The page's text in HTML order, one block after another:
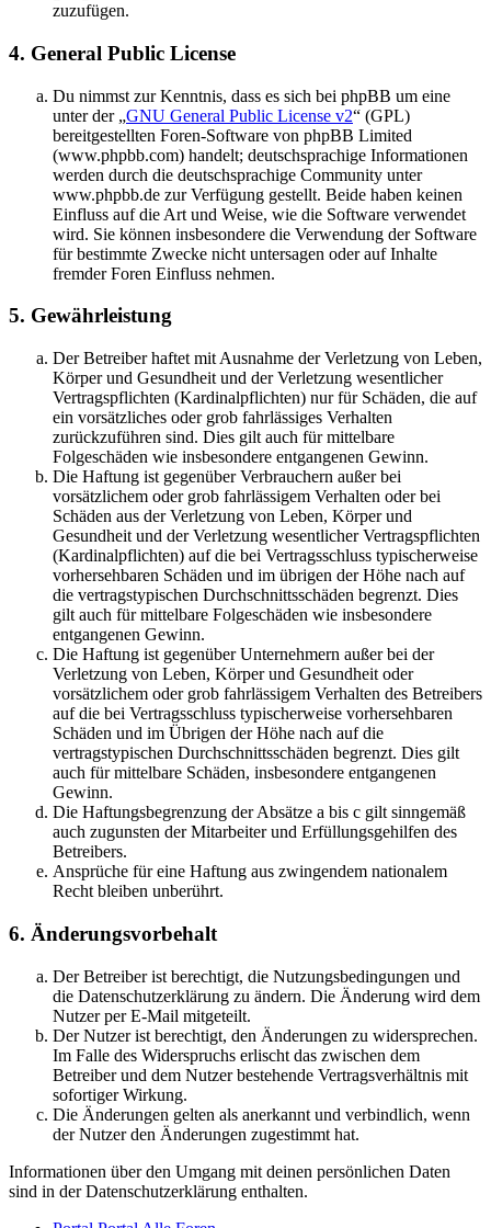
zuzufügen.
4. General Public License
Du nimmst zur Kenntnis, dass es sich bei phpBB um eine
unter der „GNU General Public License v2“ (GPL)
bereitgestellten Foren-Software von phpBB Limited
(www.phpbb.com) handelt; deutschsprachige Informationen
werden durch die deutschsprachige Community unter
www.phpbb.de zur Verfügung gestellt. Beide haben keinen
Einfluss auf die Art und Weise, wie die Software verwendet
wird. Sie können insbesondere die Verwendung der Software
für bestimmte Zwecke nicht untersagen oder auf Inhalte
fremder Foren Einfluss nehmen.
5. Gewährleistung
Der Betreiber haftet mit Ausnahme der Verletzung von Leben,
Körper und Gesundheit und der Verletzung wesentlicher
Vertragspflichten (Kardinalpflichten) nur für Schäden, die auf
ein vorsätzliches oder grob fahrlässiges Verhalten
zurückzuführen sind. Dies gilt auch für mittelbare
Folgeschäden wie insbesondere entgangenen Gewinn.
Die Haftung ist gegenüber Verbrauchern außer bei
vorsätzlichem oder grob fahrlässigem Verhalten oder bei
Schäden aus der Verletzung von Leben, Körper und
Gesundheit und der Verletzung wesentlicher Vertragspflichten
(Kardinalpflichten) auf die bei Vertragsschluss typischerweise
vorhersehbaren Schäden und im übrigen der Höhe nach auf
die vertragstypischen Durchschnittsschäden begrenzt. Dies
gilt auch für mittelbare Folgeschäden wie insbesondere
entgangenen Gewinn.
Die Haftung ist gegenüber Unternehmern außer bei der
Verletzung von Leben, Körper und Gesundheit oder
vorsätzlichem oder grob fahrlässigem Verhalten des Betreibers
auf die bei Vertragsschluss typischerweise vorhersehbaren
Schäden und im Übrigen der Höhe nach auf die
vertragstypischen Durchschnittsschäden begrenzt. Dies gilt
auch für mittelbare Schäden, insbesondere entgangenen
Gewinn.
Die Haftungsbegrenzung der Absätze a bis c gilt sinngemäß
auch zugunsten der Mitarbeiter und Erfüllungsgehilfen des
Betreibers.
Ansprüche für eine Haftung aus zwingendem nationalem
Recht bleiben unberührt.
6. Änderungsvorbehalt
Der Betreiber ist berechtigt, die Nutzungsbedingungen und
die Datenschutzerklärung zu ändern. Die Änderung wird dem
Nutzer per E-Mail mitgeteilt.
Der Nutzer ist berechtigt, den Änderungen zu widersprechen.
Im Falle des Widerspruchs erlischt das zwischen dem
Betreiber und dem Nutzer bestehende Vertragsverhältnis mit
sofortiger Wirkung.
Die Änderungen gelten als anerkannt und verbindlich, wenn
der Nutzer den Änderungen zugestimmt hat.
Informationen über den Umgang mit deinen persönlichen Daten
sind in der Datenschutzerklärung enthalten.